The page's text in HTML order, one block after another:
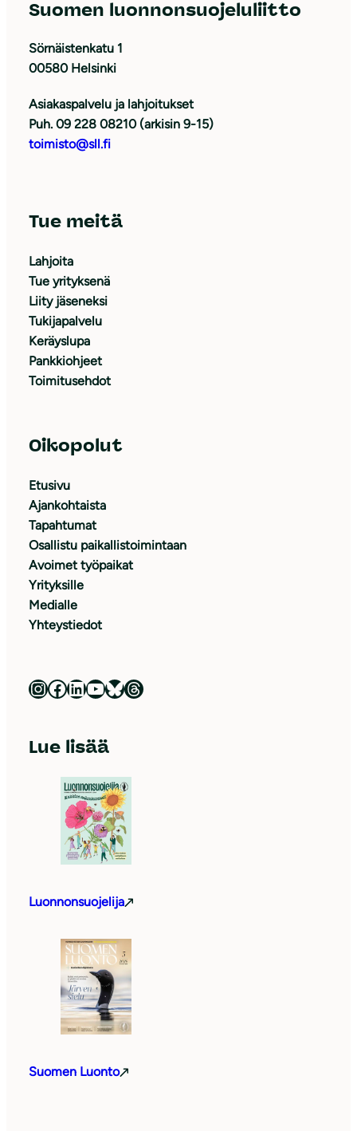
Suomen luonnonsuojeluliitto
Sörnäistenkatu 1
00580 Helsinki
Asiakaspalvelu ja lahjoitukset
Puh. 09 228 08210 (arkisin 9-15)
toimisto@sll.fi
Tue meitä
Lahjoita
Tue yrityksenä
Liity jäseneksi
Tukijapalvelu
Keräyslupa
Pankkiohjeet
Toimitusehdot
Oikopolut
Etusivu
Ajankohtaista
Tapahtumat
Osallistu paikallistoimintaan
Avoimet työpaikat
Yrityksille
Medialle
Yhteystiedot
Luonnonsuojeluliitto Instagramissa Luonnonsuojeluliitto Facebookissa Luonnonsuojeluliitto LinkedInissä Luonnonsuojeluliiton YouTube-kanava Luonnonsuojeluliitto Blueskyssa Luonnonsuojeluliitto Threadsissa
Lue lisää
Luonnonsuojelija
Suomen Luonto